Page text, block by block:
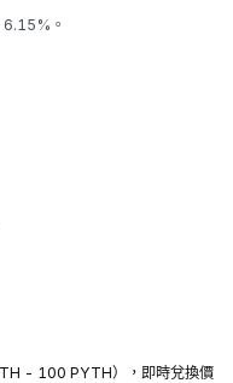
。
- 100 PYTH），即時兌換價